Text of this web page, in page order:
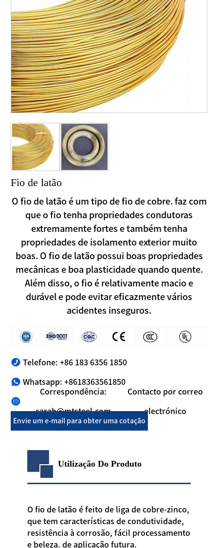
Fio de latão
O fio de latão é um tipo de fio de cobre. faz com
que o fio tenha propriedades condutoras
extremamente fortes e também tenha
propriedades de isolamento exterior muito
boas. O fio de latão possui boas propriedades
mecânicas e boa plasticidade quando quente.
Além disso, o fio é relativamente macio e
durável e pode evitar eficazmente vários
acidentes inseguros.
Telefone: +86 183 6356 1850
Whatsapp: +8618363561850
Correspondência:
sarah@mtsteel.com
Contacto por correo
electrónico
Envie um e-mail para obter uma cotação
Utilização Do Produto
O fio de latão é feito de liga de cobre-zinco,
que tem características de condutividade,
resistência à corrosão, fácil processamento
e beleza. de aplicação futura.